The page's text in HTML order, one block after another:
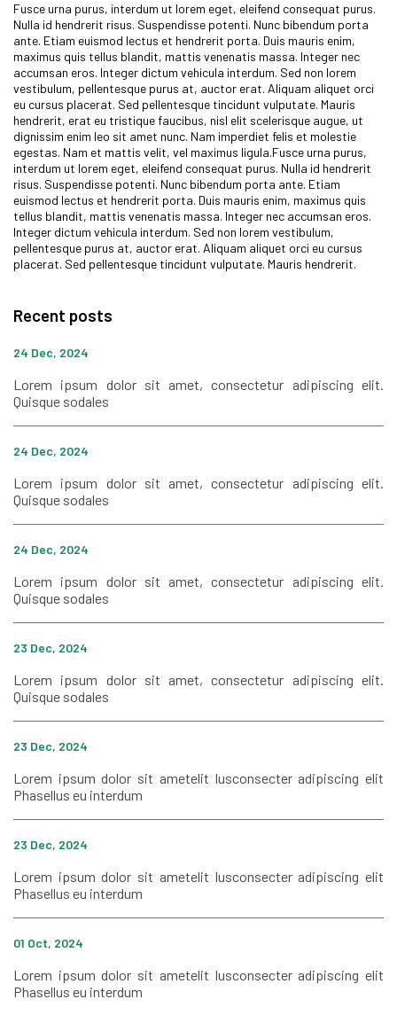
Fusce urna purus, interdum ut lorem eget, eleifend consequat purus.
Nulla id hendrerit risus. Suspendisse potenti. Nunc bibendum porta
ante. Etiam euismod lectus et hendrerit porta. Duis mauris enim,
maximus quis tellus blandit, mattis venenatis massa. Integer nec
accumsan eros. Integer dictum vehicula interdum. Sed non lorem
vestibulum, pellentesque purus at, auctor erat. Aliquam aliquet orci
eu cursus placerat. Sed pellentesque tincidunt vulputate. Mauris
hendrerit, erat eu tristique faucibus, nisl elit scelerisque augue, ut
dignissim enim leo sit amet nunc. Nam imperdiet felis et molestie
egestas. Nam et mattis velit, vel maximus ligula.Fusce urna purus,
interdum ut lorem eget, eleifend consequat purus. Nulla id hendrerit
risus. Suspendisse potenti. Nunc bibendum porta ante. Etiam
euismod lectus et hendrerit porta. Duis mauris enim, maximus quis
tellus blandit, mattis venenatis massa. Integer nec accumsan eros.
Integer dictum vehicula interdum. Sed non lorem vestibulum,
pellentesque purus at, auctor erat. Aliquam aliquet orci eu cursus
placerat. Sed pellentesque tincidunt vulputate. Mauris hendrerit.
Recent posts
24 Dec, 2024
Lorem ipsum dolor sit amet, consectetur adipiscing elit.
Quisque sodales
24 Dec, 2024
Lorem ipsum dolor sit amet, consectetur adipiscing elit.
Quisque sodales
24 Dec, 2024
Lorem ipsum dolor sit amet, consectetur adipiscing elit.
Quisque sodales
23 Dec, 2024
Lorem ipsum dolor sit amet, consectetur adipiscing elit.
Quisque sodales
23 Dec, 2024
Lorem ipsum dolor sit ametelit lusconsecter adipiscing elit
Phasellus eu interdum
23 Dec, 2024
Lorem ipsum dolor sit ametelit lusconsecter adipiscing elit
Phasellus eu interdum
01 Oct, 2024
Lorem ipsum dolor sit ametelit lusconsecter adipiscing elit
Phasellus eu interdum